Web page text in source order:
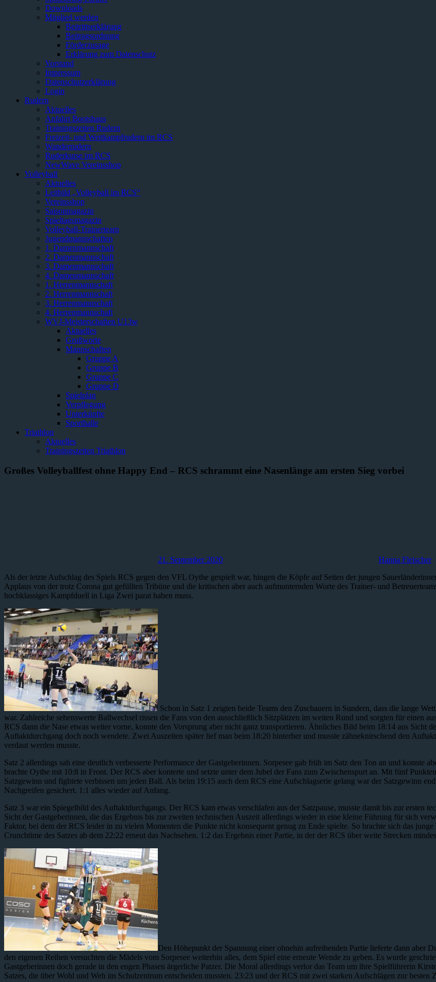
Downloads
Mitglied werden
Beitrittserklärung
Beitragsordnung
Förderzusage
Erklärung zum Datenschutz
Vorstand
Impressum
Datenschutzerklärung
Login
Rudern
Aktuelles
Anfahrt Bootshaus
Trainingszeiten Rudern
Freizeit- und Wettkampfrudern im RCS
Wanderrudern
Ruderkurse im RCS
NewWave Vereinsshop
Volleyball
Aktuelles
Leitbild „Volleyball im RCS“
Vereinsshop
Saisonmagazin
Spieltagsmagazin
Volleyball-Trainerteam
Jugendmannschaften
1. Damenmannschaft
2. Damenmannschaft
3. Damenmannschaft
4. Damenmannschaft
1. Herrenmannschaft
2. Herrenmannschaft
3. Herrenmannschaft
4. Herrenmannschaft
WVJ-Meisterschaften U13w
Aktuelles
Grußworte
Mannschaften
Gruppe A
Gruppe B
Gruppe C
Gruppe D
Spielplan
Verpflegung
Unterkünfte
Sporthalle
Triathlon
Aktuelles
Trainingszeiten Triathlon
Großes Volleyballfest ohne Happy End – RCS schrammt eine Nasenlänge am ersten Sieg vorbei
21. September 2020 Hanna Fleischer
Als der letzte Aufschlag des Spiels RCS gegen den VFL Oythe gespielt war, hingen die Köpfe auf Seiten der jungen
Applaus von der trotz Corona gut gefüllten Tribüne und die kritischen aber auch aufmunternden Worte des Trainer- und
hochklassiges Kampfduell in Liga Zwei parat haben muss.
Schon in Satz 1 zeigten beide Teams den Zuschauern in Sundern, dass die lange
war. Zahlreiche sehenswerte Ballwechsel rissen die Fans von den ausschließlich Sitzplätzen im weiten Rund und sorgten für einen
RCS dann die Nase etwas weiter vorne, konnte den Vorsprung aber nicht ganz transportieren. Ähnliches Bild beim 18:14 aus Sicht
Auftaktdurchgang doch noch wendete. Zwei Auszeiten später lief man beim 18:20 hinterher und musste zähneknirschend den
verdaut werden musste.
Satz 2 allerdings sah eine deutlich verbesserte Performance der Gastgeberinnen. Sorpesee gab früh im Satz den Ton an und konnte
brachte Oythe mit 10:8 in Front. Der RCS aber konterte und setzte unter dem Jubel der Fans zum Zwischenspurt an. Mit fünf
Satzgewinn und fightete verbissen um jeden Ball. Als beim 19:15 auch dem RCS eine Aufschlagserie gelang war der Satzgewinn
Nachgreifen gesichert. 1:1 alles wieder auf Anfang.
Satz 3 war ein Spiegelbild des Auftaktdurchgangs. Der RCS kam etwas verschlafen aus der Satzpause, musste damit bis zur ersten
Sicht der Gastgeberinnen, die das Ergebnis bis zur zweiten technischen Auszeit allerdings wieder in eine kleine Führung für sich
Faktor, bei dem der RCS leider in zu vielen Momenten die Punkte nicht konsequent genug zu Ende spielte. So brachte sich das
Crunchtime des Satzes ab dem 22:22 erneut das Nachsehen. 1:2 das Ergebnis einer Partie, in der der RCS über weite Strecken
Den Höhepunkt der Spannung einer ohnehin aufreibenden Partie lieferte dann aber
den eigenen Reihen versuchten die Mädels vom Sorpesee weiterhin alles, dem Spiel eine erneute Wende zu geben. Es wurde
Gastgeberinnen doch gerade in den engen Phasen ärgerliche Patzer. Die Moral allerdings verlor das Team um ihre Spielführerin
Satzes, die über Wohl und Weh im Schulzentrum entscheiden mussten. 23:23 und der RCS mit zwei starken Aufschlägen zur